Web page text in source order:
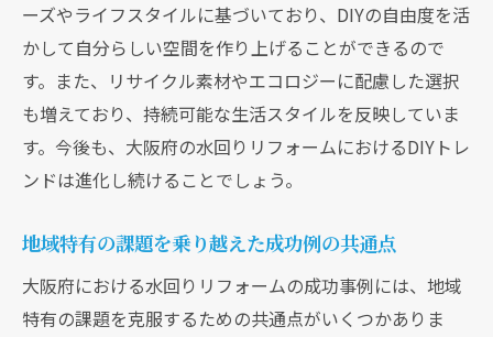
ーズやライフスタイルに基づいており、DIYの自由度を活
かして自分らしい空間を作り上げることができるので
す。また、リサイクル素材やエコロジーに配慮した選択
も増えており、持続可能な生活スタイルを反映していま
す。今後も、大阪府の水回りリフォームにおけるDIYトレ
ンドは進化し続けることでしょう。
地域特有の課題を乗り越えた成功例の共通点
大阪府における水回りリフォームの成功事例には、地域
特有の課題を克服するための共通点がいくつかありま